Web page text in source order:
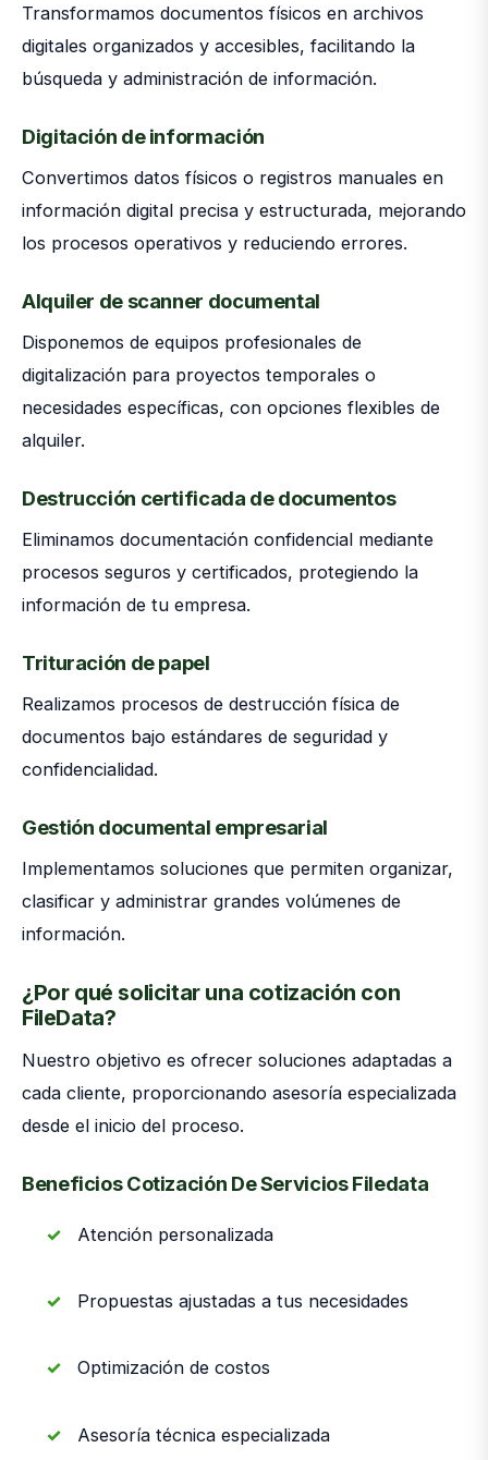
Transformamos documentos físicos en archivos
digitales organizados y accesibles, facilitando la
búsqueda y administración de información.
Digitación de información
Convertimos datos físicos o registros manuales en
información digital precisa y estructurada, mejorando
los procesos operativos y reduciendo errores.
Alquiler de scanner documental
Disponemos de equipos profesionales de
digitalización para proyectos temporales o
necesidades específicas, con opciones flexibles de
alquiler.
Destrucción certificada de documentos
Eliminamos documentación confidencial mediante
procesos seguros y certificados, protegiendo la
información de tu empresa.
Trituración de papel
Realizamos procesos de destrucción física de
documentos bajo estándares de seguridad y
confidencialidad.
Gestión documental empresarial
Implementamos soluciones que permiten organizar,
clasificar y administrar grandes volúmenes de
información.
¿Por qué solicitar una cotización con
FileData?
Nuestro objetivo es ofrecer soluciones adaptadas a
cada cliente, proporcionando asesoría especializada
desde el inicio del proceso.
Beneficios Cotización De Servicios Filedata
Atención personalizada
Propuestas ajustadas a tus necesidades
Optimización de costos
Asesoría técnica especializada